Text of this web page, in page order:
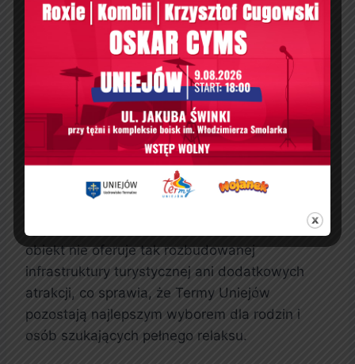
Poddębicach oferta gastronomiczna jest
Lokalizacja i dodatkowe
atrakcje
Termy Uniejów położone są w malowniczej
okolicy, a bliskość zamku w Uniejowie
obiekt nie oferuje tak rozbudowanej
infrastruktury turystycznej ani dodatkowych
atrakcji, co sprawia, że Termy Uniejów
pozostają najlepszym wyborem dla rodzin i
osób szukających pełnego relaksu.